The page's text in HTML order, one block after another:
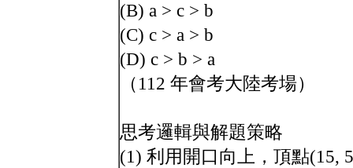
(B) a > c > b
(C) c > a > b
(D) c > b > a
（112 年會考大陸考場）
思考邏輯與解題策略
(1) 利用開口向上，頂點(15,